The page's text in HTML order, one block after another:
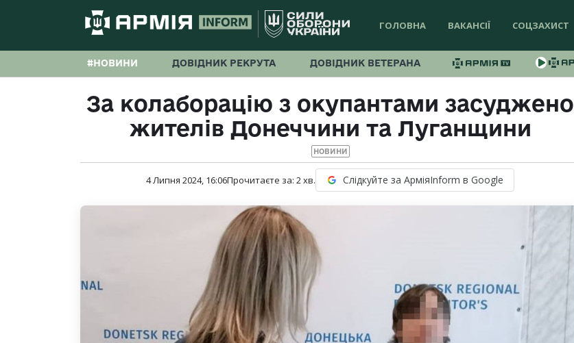
ГОЛОВНА ВАКАНСІЇ СОЦЗАХИСТ
#НОВИНИ ДОВІДНИК РЕКРУТА ДОВІДНИК ВЕТЕРАНА
За колаборацію з окупантами засуджено
жителів Донеччини та Луганщини
НОВИНИ
4 Липня 2024, 16:06Прочитаєте за: 2хв. Слідкуйте за АрміяInform в Google